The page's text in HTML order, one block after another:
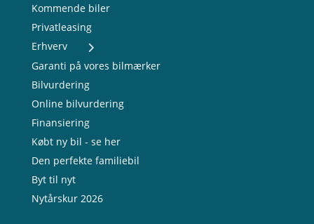
Kommende biler
Privatleasing
Erhverv
- Nye varebiler
- Brugte varebiler
- Erhvervsleasing
- Testkørsel
- Serviceaftale
- Opladning
Garanti på vores bilmærker
Bilvurdering
Online bilvurdering
Finansiering
Købt ny bil - se her
Den perfekte familiebil
Byt til nyt
Nytårskur 2026